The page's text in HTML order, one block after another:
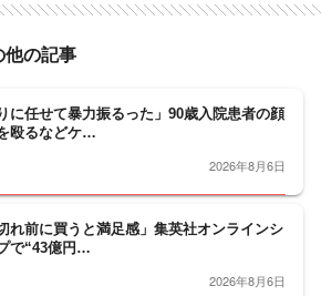
の記事
に任せて暴力振るった」90歳入院患者の顔
殴るなどケ…
2026年8月6日
れ前に買うと満足感」集英社オンラインシ
で“43億円…
2026年8月6日